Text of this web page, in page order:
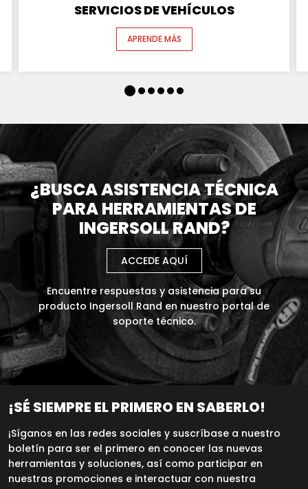
SERVICIOS DE VEHÍCULOS
APRENDE MÁS
¿BUSCA ASISTENCIA TÉCNICA
PARA HERRAMIENTAS DE
INGERSOLL RAND?
ACCEDE AQUÍ
Encuentre respuestas y asistencia para su
producto Ingersoll Rand en nuestro portal de
soporte técnico.
¡SÉ SIEMPRE EL PRIMERO EN SABERLO!
¡Síganos en las redes sociales y suscríbase a nuestro
boletín para ser el primero en conocer las nuevas
herramientas y soluciones, así como participar en
nuestras promociones e interactuar con nuestra